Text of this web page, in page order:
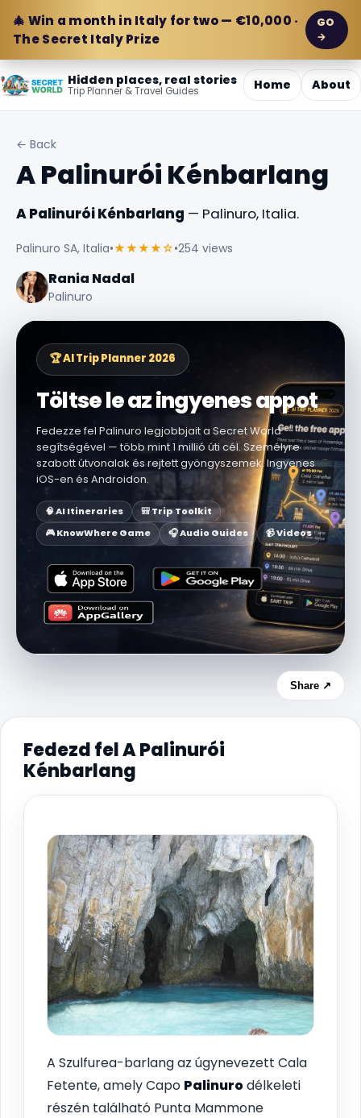
🎄 Win a month in Italy for two — €10,000 ·
The Secret Italy Prize
GO
→
Hidden places, real stories
Trip Planner & Travel Guides Home About
← Back
A Palinurói Kénbarlang
A Palinurói Kénbarlang — Palinuro, Italia.
Palinuro SA, Italia•★★★★☆•254 views
Rania Nadal
Palinuro
🏆 AI Trip Planner 2026
Töltse le az ingyenes appot
Fedezze fel Palinuro legjobbjait a Secret World
segítségével — több mint 1 millió úti cél. Személyre
szabott útvonalak és rejtett gyöngyszemek. Ingyenes
iOS-en és Androidon.
🧠 AI Itineraries
🎒 Trip Toolkit
🎮 KnowWhere Game
🎧 Audio Guides 📹 Videos
Share ↗
Fedezd fel A Palinurói
Kénbarlang
A Szulfurea-barlang az úgynevezett Cala
Fetente, amely Capo Palinurodélkeleti
részén található Punta Mammone